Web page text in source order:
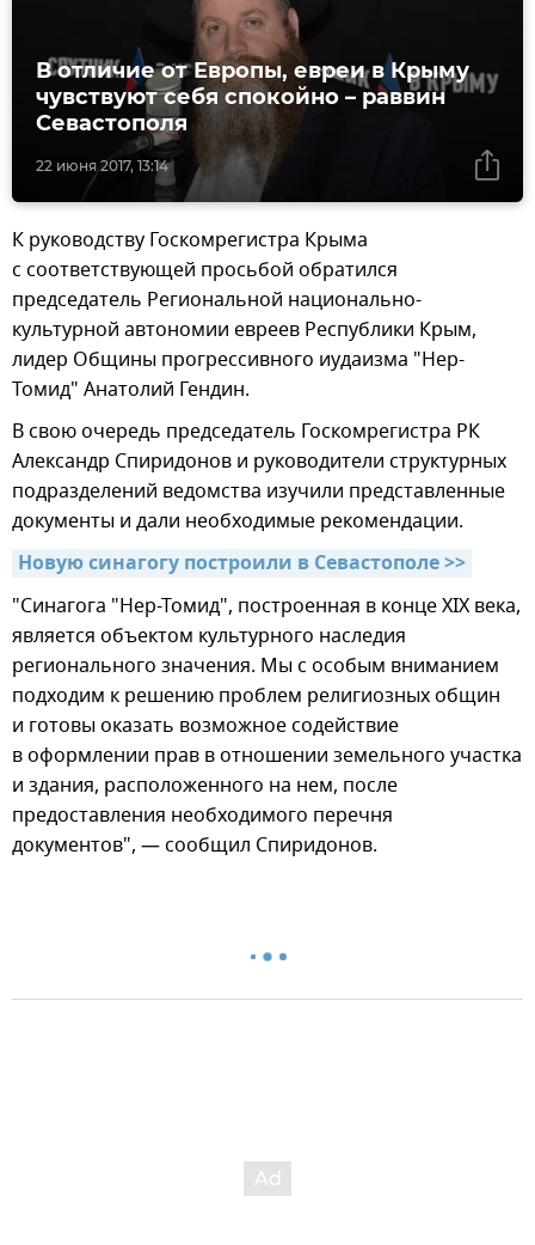
22 июня 2017, 13:14
В отличие от Европы, евреи в Крыму
чувствуют себя спокойно – раввин
Севастополя
К руководству Госкомрегистра Крыма
с соответствующей просьбой обратился
председатель Региональной национально-
культурной автономии евреев Республики Крым,
лидер Общины прогрессивного иудаизма "Нер-
Томид" Анатолий Гендин.
В свою очередь председатель Госкомрегистра РК
Александр Спиридонов и руководители структурных
подразделений ведомства изучили представленные
документы и дали необходимые рекомендации.
Новую синагогу построили в Севастополе >>
"Синагога "Нер-Томид", построенная в конце XIX века,
является объектом культурного наследия
регионального значения. Мы с особым вниманием
подходим к решению проблем религиозных общин
и готовы оказать возможное содействие
в оформлении прав в отношении земельного участка
и здания, расположенного на нем, после
предоставления необходимого перечня
документов", — сообщил Спиридонов.